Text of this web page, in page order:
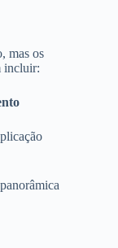
mas os
incluir: